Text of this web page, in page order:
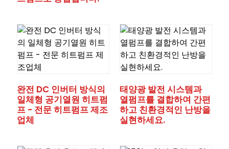
완전 DC 인버터 방식의
일체형 공기열원 히트펌
프 - 전문 히트펌프 제조
업체
태양광 발전 시스템과
열펌프를 결합하여 간편
하고 친환경적인 난방을
실현하세요.